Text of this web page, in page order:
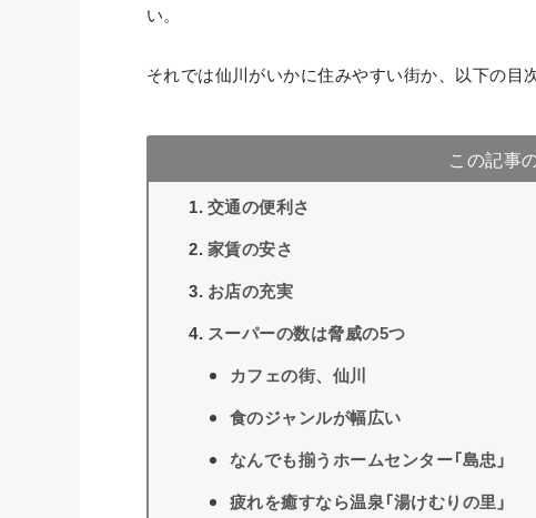
い。
それでは仙川がいかに住みやすい街か、以下の目
この記事
交通の便利さ
家賃の安さ
お店の充実
スーパーの数は脅威の5つ
カフェの街、仙川
食のジャンルが幅広い
なんでも揃うホームセンター「島忠」
疲れを癒すなら温泉「湯けむりの里」